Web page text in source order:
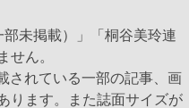
未掲載）」「桐谷美玲連
せん。
されている一部の記事、画
ります。また誌面サイズが